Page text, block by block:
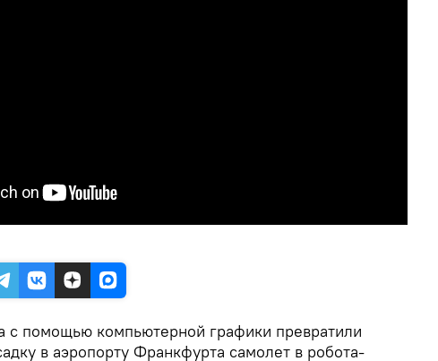
с помощью компьютерной графики превратили
в аэропорту Франкфурта самолет в робота-